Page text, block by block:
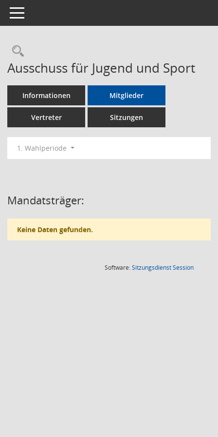
Toggle navigation
Rechercheauswahl
Ausschuss für Jugend und Sport
Informationen Mitglieder
Vertreter Sitzungen
1. Wahlperiode
Mandatsträger:
Keine Daten gefunden.
Software:SitzungsdienstSession(Wird in